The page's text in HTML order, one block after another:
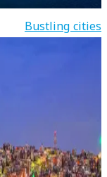
Bustling cities